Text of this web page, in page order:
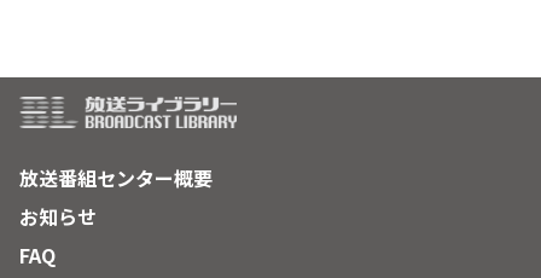
放送番組センター概要
お知らせ
FAQ